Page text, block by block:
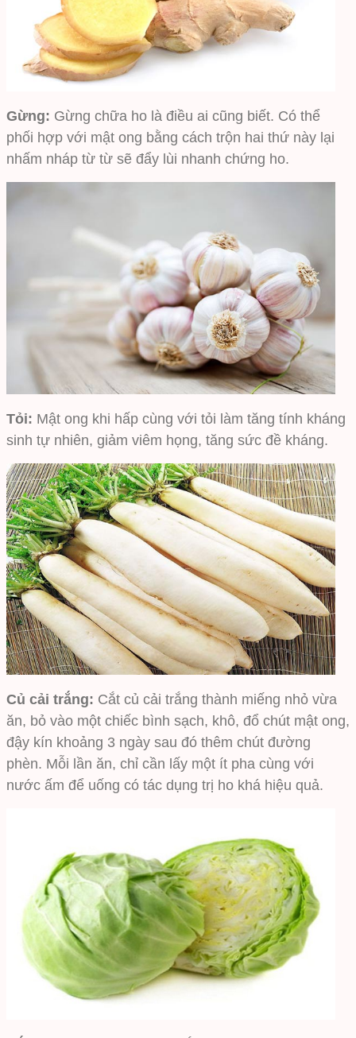
Gừng: Gừng chữa ho là điều ai cũng biết. Có thể
phối hợp với mật ong bằng cách trộn hai thứ này lại
nhấm nháp từ từ sẽ đẩy lùi nhanh chứng ho.
Tỏi: Mật ong khi hấp cùng với tỏi làm tăng tính kháng
sinh tự nhiên, giảm viêm họng, tăng sức đề kháng.
Củ cải trắng: Cắt củ cải trắng thành miếng nhỏ vừa
ăn, bỏ vào một chiếc bình sạch, khô, đổ chút mật ong,
đậy kín khoảng 3 ngày sau đó thêm chút đường
phèn. Mỗi lần ăn, chỉ cần lấy một ít pha cùng với
nước ấm để uống có tác dụng trị ho khá hiệu quả.